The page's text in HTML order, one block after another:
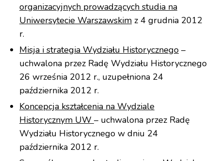
organizacyjnych prowadzących studia na
Uniwersytecie Warszawskim z 4 grudnia 2012
r.
Misja i strategia Wydziału Historycznego –
uchwalona przez Radę Wydziału Historycznego
26 września 2012 r., uzupełniona 24
października 2012 r.
Koncepcja kształcenia na Wydziale
Historycznym UW – uchwalona przez Radę
Wydziału Historycznego w dniu 24
października 2012 r.